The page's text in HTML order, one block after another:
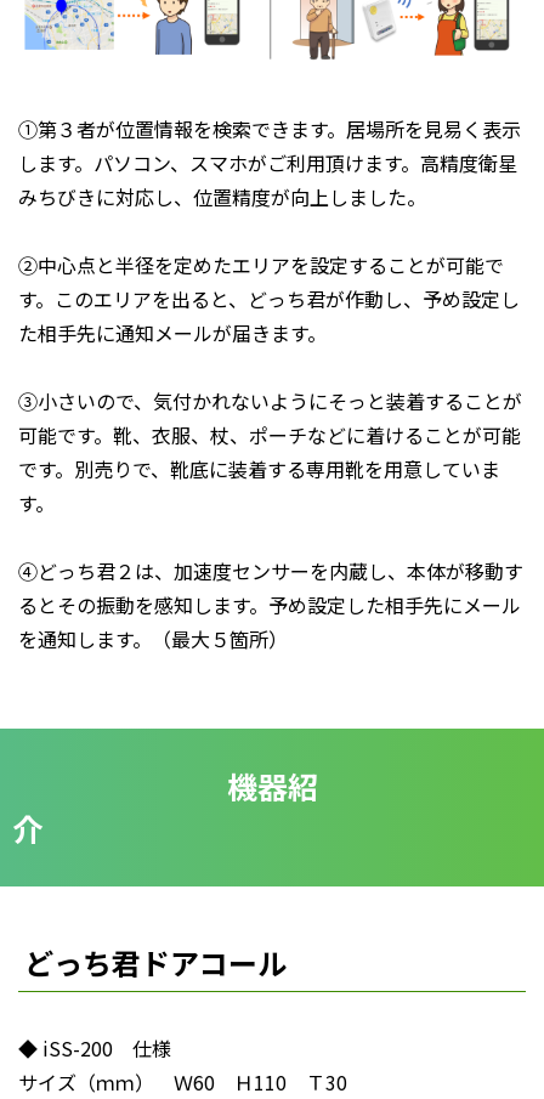
①第３者が位置情報を検索できます。居場所を見易く表示
します。パソコン、スマホがご利用頂けます。高精度衛星
みちびきに対応し、位置精度が向上しました。
②中心点と半径を定めたエリアを設定することが可能で
す。このエリアを出ると、どっち君が作動し、予め設定し
た相手先に通知メールが届きます。
③小さいので、気付かれないようにそっと装着することが
可能です。靴、衣服、杖、ポーチなどに着けることが可能
です。別売りで、靴底に装着する専用靴を用意していま
す。
④どっち君２は、加速度センサーを内蔵し、本体が移動す
るとその振動を感知します。予め設定した相手先にメール
を通知します。（最大５箇所）
機器紹
どっち君ドアコール
◆ iSS-200 仕様
サイズ（ｍｍ） Ｗ60 Ｈ110 Ｔ30